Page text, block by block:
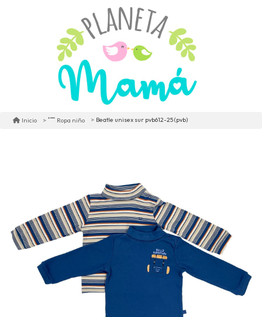
Inicio Ropa niño Beatle unisex sur pvb612-25 (pvb)